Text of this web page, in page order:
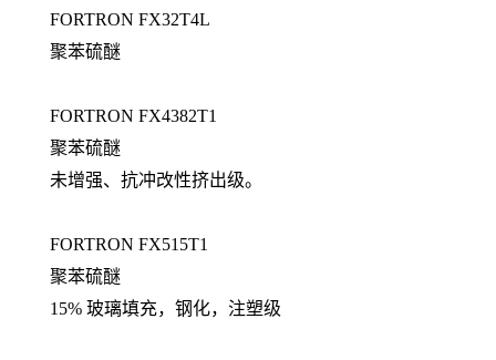
FORTRON FX32T4L
聚苯硫醚
FORTRON FX4382T1
聚苯硫醚
未增强、抗冲改性挤出级。
FORTRON FX515T1
聚苯硫醚
15% 玻璃填充，钢化，注塑级